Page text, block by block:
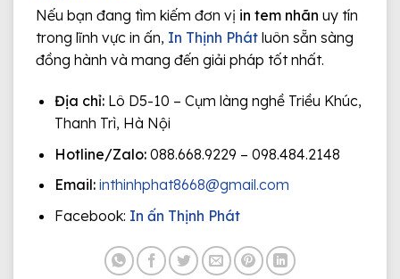
Nếu bạn đang tìm kiếm đơn vị in tem nhãn uy tín
trong lĩnh vực in ấn, In Thịnh Phát luôn sẵn sàng
đồng hành và mang đến giải pháp tốt nhất.
Địa chỉ:Lô D5-10 – Cụm làng nghề Triều Khúc,
Thanh Trì, Hà Nội
Hotline/Zalo:088.668.9229 – 098.484.2148
Email: inthinhphat8668@gmail.com
Facebook: In ấn Thịnh Phát